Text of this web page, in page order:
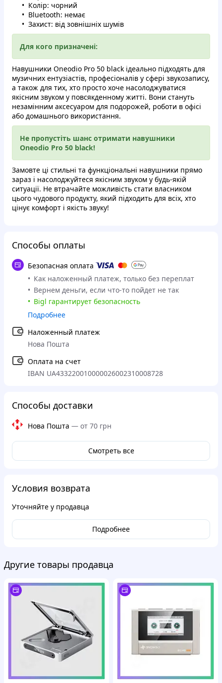
Колір: чорний
Bluetooth: немає
Захист: від зовнішніх шумів
Для кого призначені:
Навушники Oneodio Pro 50 black ідеально підходять для
музичних ентузіастів, професіоналів у сфері звукозапису,
а також для тих, хто просто хоче насолоджуватися
якісним звуком у повсякденному житті. Вони стануть
незамінним аксесуаром для подорожей, роботи в офісі
або домашнього використання.
Не пропустіть шанс отримати навушники
Oneodio Pro 50 black!
Замовте ці стильні та функціональні навушники прямо
зараз і насолоджуйтеся якісним звуком у будь-якій
ситуації. Не втрачайте можливість стати власником
цього чудового продукту, який підходить для всіх, хто
цінує комфорт і якість звуку!
Способы оплаты
Безопасная оплата
Как наложенный платеж, только без переплат
Вернем деньги, если что-то пойдет не так
Bigl гарантирует безопасность
Подробнее
Наложенный платеж
Нова Пошта
Оплата на счет
IBAN UA433220010000026002310008728
Способы доставки
Нова Пошта — от 70 грн
Смотреть все
Условия возврата
Уточняйте у продавца
Подробнее
Другие товары продавца